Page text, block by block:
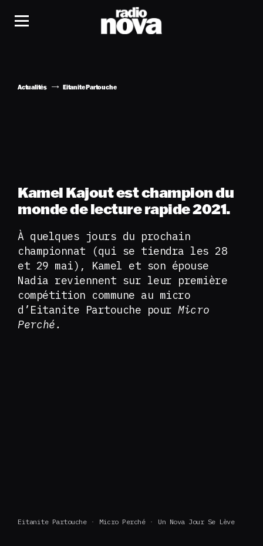
Actualités Eitanite Partouche
Kamel Kajout est champion du
monde de lecture rapide 2021.
À quelques jours du prochain
championnat (qui se tiendra les 28
et 29 mai), Kamel et son épouse
Nadia reviennent sur leur première
compétition commune au micro
d’Eitanite Partouche pour Micro
Perché.
Eitanite Partouche Micro Perché Un Nova Jour Se Lève